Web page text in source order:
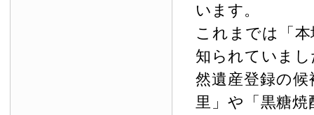
います。
これまでは「
知られていま
然遺産登録の
里」や「黒糖